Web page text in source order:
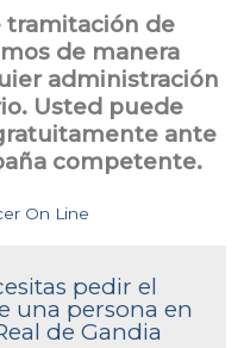
tramitación de
de manera
administración
Usted puede
ante
competente.
On Line
pedir el
una persona en
de Gandia